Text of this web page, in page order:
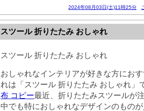
2024年08月03日(土)11時25分
スツール 折りたたみ おしゃれ
スツール 折りたたみ おしゃれ
おしゃれなインテリアが好きな方にお
れは「スツール 折りたたみ おしゃれ」
布 コピー最近、折りたたみスツールが
中でも特におしゃれなデザインのもの